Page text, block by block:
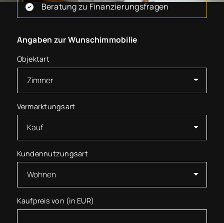
Beratung zu Finanzierungsfragen
Angaben zur Wunschimmobilie
Objektart
Vermarktungsart
Kundennutzungsart
Kaufpreis von (in EUR)